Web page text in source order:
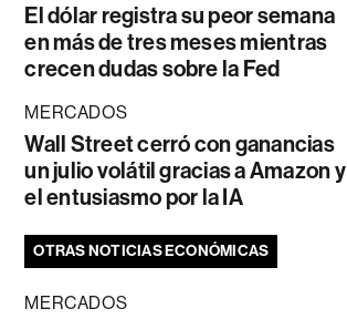
El dólar registra su peor semana
en más de tres meses mientras
crecen dudas sobre la Fed
MERCADOS
Wall Street cerró con ganancias
un julio volátil gracias a Amazon y
el entusiasmo por la IA
OTRAS NOTICIAS ECONÓMICAS
MERCADOS